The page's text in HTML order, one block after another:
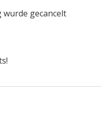
wurde gecancelt